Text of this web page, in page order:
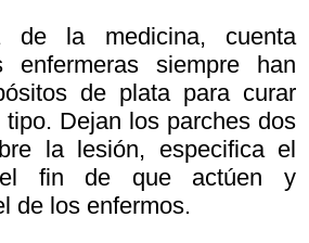
de la medicina, cuenta
enfermeras siempre han
de plata para curar
Dejan los parches dos
la lesión, especifica el
el fin de que actúen y
de los enfermos.